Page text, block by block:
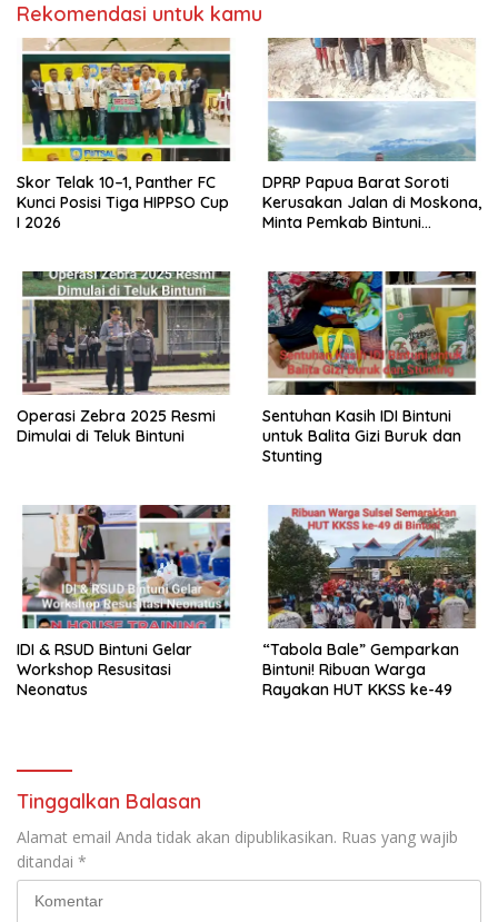
Rekomendasi untuk kamu
Skor Telak 10–1, Panther FC
Kunci Posisi Tiga HIPPSO Cup
I 2026
DPRP Papua Barat Soroti
Kerusakan Jalan di Moskona,
Minta Pemkab Bintuni
Operasi Zebra 2025 Resmi
Dimulai di Teluk Bintuni
Sentuhan Kasih IDI Bintuni
untuk Balita Gizi Buruk dan
Stunting
IDI & RSUD Bintuni Gelar
Workshop Resusitasi
Neonatus
“Tabola Bale” Gemparkan
Bintuni! Ribuan Warga
Rayakan HUT KKSS ke-49
Tinggalkan Balasan
Alamat email Anda tidak akan dipublikasikan. Ruas yang wajib
ditandai *